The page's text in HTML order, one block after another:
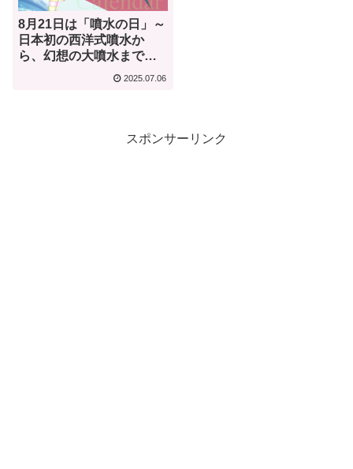
8月21日は「噴水の日」～
日本初の西洋式噴水か
ら、幻想の大噴水まで一
気に紹介！～【何気ない
2025.07.06
スポンサーリンク